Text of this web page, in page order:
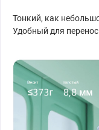
Тонкий, как
Удобный для